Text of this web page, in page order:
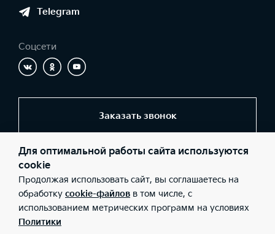
Telegram
Соцсети
Заказать звонок
© 2026 Юридические лица ООО «Центр Самара» (Фактический
77-00; ИНН: 6311098600; ОГРН: 1076311005649), ООО «Центр на
Московском» (Фактический адрес: г. Самара, Московское шоссе,
262а; Телефон: +7 (846) 977-77-00; ИНН: 6319214167; ОГРН:
1176313003173), ООО «Киа Россия и СНГ» (Фактический адрес:
г.Москва, Валовая 26; Телефон: 8 800 301 08 80; ИНН:
7728674093; ОГРН: 5087746291760) ведут деятельность на
Для оптимальной работы сайта используются
cookie
Продолжая использовать сайт, вы соглашаетесь на
обработку cookie-файлов в том числе, с
использованием метрических программ на условиях
Политики